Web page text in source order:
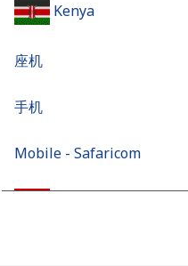
Kenya
座机
手机
Mobile - Safaricom